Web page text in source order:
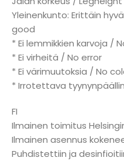
Yleinenkunto: Erittäin
good
* Ei lemmikkien karvoja /
* Ei virheitä / No error
* Ei värimuutoksia / No
* Irrotettava
FI
Ilmainen toimitus
Ilmainen asennus
Puhdistettiin ja